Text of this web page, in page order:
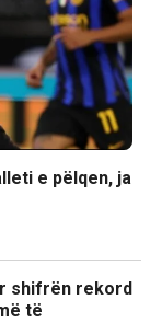
e pëlqen, ja
shifrën rekord
të